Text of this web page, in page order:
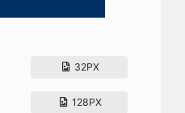
32PX
128PX